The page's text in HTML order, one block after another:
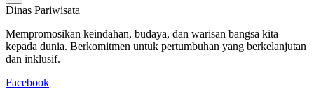
Dinas Pariwisata
Mempromosikan keindahan, budaya, dan warisan bangsa kita
kepada dunia. Berkomitmen untuk pertumbuhan yang berkelanjutan
dan inklusif.
Facebook